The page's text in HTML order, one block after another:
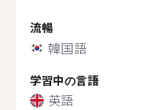
流暢
韓国語
学習中の言語
英語